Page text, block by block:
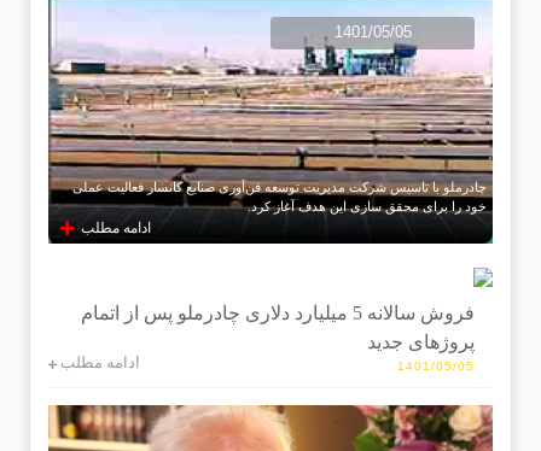
1401/05/05
چادرملو با تاسیس شرکت مدیریت توسعه فن‌آوری صنایع کانسار فعالیت عملی
خود را برای محقق سازی این هدف آغاز کرد.
ادامه مطلب
فروش سالانه 5 میلیارد دلاری چادرملو پس از اتمام
پروژهای جدید
1401/05/05 ادامه مطلب